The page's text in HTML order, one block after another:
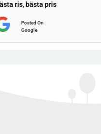
ris, bästa pris
Posted On
Google